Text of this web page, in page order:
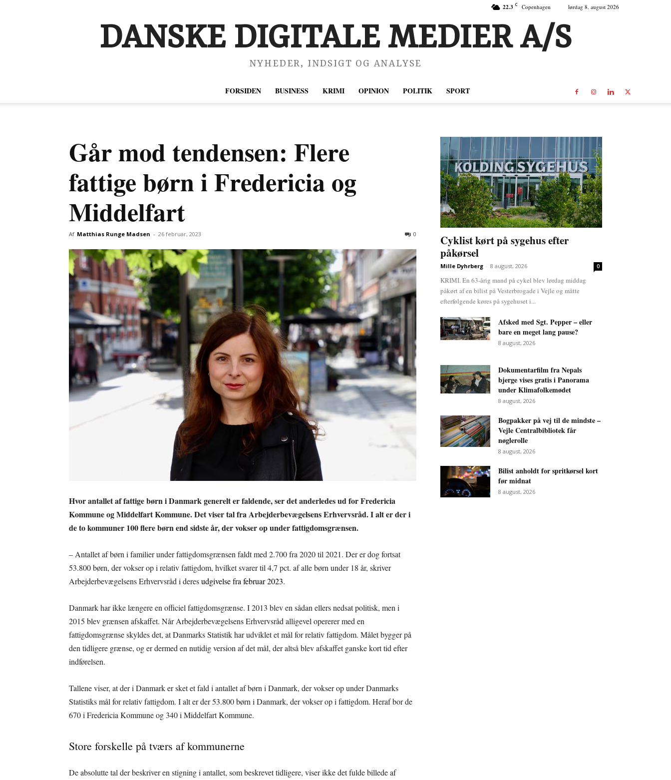
22.3 C Copenhagen lørdag 8. august 2026
DANSKE DIGITALE MEDIER A/S
NYHEDER, INDSIGT OG ANALYSE
FORSIDEN BUSINESS KRIMI OPINION POLITIK SPORT
Går mod tendensen: Flere
fattige børn i Fredericia og
Middelfart
Af Matthias Runge Madsen - 26 februar, 2023 0
Hvor antallet af fattige børn i Danmark generelt er faldende, ser det anderledes ud for Fredericia
Kommune og Middelfart Kommune. Det viser tal fra Arbejderbevægelsens Erhvervsråd. I alt er der i
de to kommuner 100 flere børn end sidste år, der vokser op under fattigdomsgrænsen.
– Antallet af børn i familier under fattigdomsgrænsen faldt med 2.700 fra 2020 til 2021. Der er dog fortsat
53.800 børn, der vokser op i relativ fattigdom, hvilket svarer til 4,7 pct. af alle børn under 18 år, skriver
Arbejderbevægelsens Erhvervsråd i deresudgivelse fra februar 2023.
Danmark har ikke længere en officiel fattigdomsgrænse. I 2013 blev en sådan ellers nedsat politisk, men i
2015 blev grænsen afskaffet. Når Arbejderbevægelsens Erhvervsråd alligevel opererer med en
fattigdomsgrænse skyldes det, at Danmarks Statistik har udviklet et mål for relativ fattigdom. Målet bygger på
den tidligere grænse, og er dermed en nutidig version af det mål, der altså blev afskaffet ganske kort tid efter
indførelsen.
Tallene viser, at der i Danmark er sket et fald i antallet af børn i Danmark, der vokser op under Danmarks
Statistiks mål for relativ fattigdom. I alt er der 53.800 børn i Danmark, der vokser op i fattigdom. Heraf bor de
670 i Fredericia Kommune og 340 i Middelfart Kommune.
Store forskelle på tværs af kommunerne
De absolutte tal der beskriver en stigning i antallet, som beskrevet tidligere, viser ikke det fulde billede af
Cyklist kørt på sygehus efter
påkørsel
Mille Dyhrberg - 8 august, 2026 0
KRIMI. En 63-årig mand på cykel blev lørdag middag
påkørt af en bilist på Vesterbrogade i Vejle og måtte
efterfølgende køres på sygehuset i...
Afsked med Sgt. Pepper – eller
bare en meget lang pause?
8 august, 2026
Dokumentarfilm fra Nepals
bjerge vises gratis i Panorama
under Klimafolkemødet
8 august, 2026
Bogpakker på vej til de mindste –
Vejle Centralbibliotek får
nøglerolle
8 august, 2026
Bilist anholdt for spritkørsel kort
før midnat
8 august, 2026